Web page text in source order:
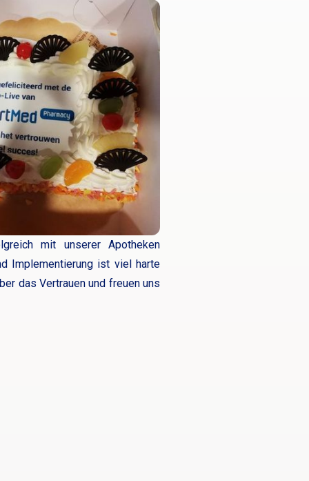
mit unserer Apotheken
Implementierung ist viel harte
das Vertrauen und freuen uns